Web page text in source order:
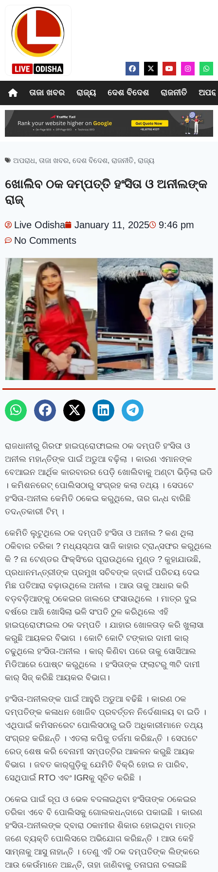
ତାଜା ଖବର ରାଜ୍ୟ ଦେଶ ବିଦେଶ ରାଜନୀତି
ଅପରାଧ, ତାଜା ଖବର, ଦେଶ ବିଦେଶ, ରାଜନୀତି, ରାଜ୍ୟ
ଖୋଲିବ ଠକ ଦମ୍ପତ୍ତି ହଂସିତା ଓ ଅନୀଲଙ୍କ
ରାଜ୍
Live Odisha January 11, 2025
9:46 pm
No Comments
ରାଜଧାନୀରୁ ଗିରଫ ହାଇପ୍ରୋଫାଇଲ ଠକ ଦମ୍ପତି ହଂସିତା ଓ
ଅନୀଲ ମହାନ୍ତିଙ୍କ ପାଇଁ ଅଡୁଆ ବଢ଼ିଲା । କାରଣ ଏମାନଙ୍କ
ବେଆଇନ ଆର୍ଥିକ କାରବାରର ପେଡ଼ି ଖୋଲିବାକୁ ଅଣ୍ଟା ଭିଡ଼ିଲା ଇଡି
। କମିଶନରେଟ୍ ପୋଲିସଠାରୁ ସଂଗ୍ରହ କଲା ତଥ୍ୟ । ସେପଟେ
ହଂସିତା-ଅନୀଲ କେମିତି ଠକେଇ କରୁଥିଲେ, ତାର ଗନ୍ଧ ବାରିଛି
ତଦନ୍ତକାରୀ ଟିମ୍‌ ।
କେମିତି ଲୁଟୁଥିଲେ ଠକ ଦମ୍ପତି ହଂସିତା ଓ ଅନୀଲ ? କଣ ଥିଲା
ଠକିବାର ତରିକା ? ମଧ୍ୟସ୍ଥତା ସାଜି କାହାର ଟ୍ରାନ୍ସଫର କରୁଥିଲେ
କି ? ନା ଟେଣ୍ଡର ଫିକ୍ସିଂରେ ପୂରାଉଥିଲେ ମୁଣ୍ଡ ? କୁହାଯାଉଛି,
ପ୍ରଧାନମନ୍ତ୍ରୀଙ୍କ ପ୍ରମୁଖ ସଚିବଙ୍କ ଜ୍ବାଇଁ ପରିଚୟ ଦେଇ
ମିଛ ପତିଆରା ବଢ଼ାଉଥିଲେ ଅନୀଲ । ଆଉ ତାକୁ ଆଧାର କରି
ବଡ଼ବଡ଼ିଆଙ୍କୁ ଠକେଇର ଜାଲରେ ଫସାଉଥିଲେ । ମାତ୍ର ଦୁଇ
ବର୍ଷରେ ଆଖି ଖୋସିଲା ଭଳି ସଂପତି ଠୁଳ କରିଥିଲେ ଏହି
ହାଇପ୍ରୋଫାଇଲ ଠକ ଦମ୍ପତି । ଯାହାର ଖୋଳତାଡ଼ କରି ଖୁଲାସା
କରୁଛି ଆୟକର ବିଭାଗ । କୋଟି କୋଟି ଟଙ୍କାର ଦାମୀ କାର୍
ଚଢୁଥିଲେ ହଂସିତା-ଅନୀଲ । କାର୍ କିଣିବା ପରେ ତାକୁ ସୋସିଆଲ
ମିଡିଆରେ ପୋଷ୍ଟ କରୁଥିଲେ । ହଂସିତାଙ୍କ ଫ୍ଲାଟରୁ ୩ଟି ଦାମୀ
କାର୍ ସିଜ୍ କରିଛି ଆୟକର ବିଭାଗ।
ହଂସିତା-ଅନୀଲଙ୍କ ପାଇଁ ଆହୁରି ଅଡୁଆ ବଢିଛି । କାରଣ ଠକ
ଦମ୍ପତିଙ୍କ କଳାଧନ ଖୋଜିବ ପ୍ରବର୍ତ୍ତନ ନିର୍ଦେଶାଳୟ ବା ଇଡି ।
ଏଥିପାଇଁ କମିସନରେଟ ପୋଲିସଠାରୁ ଇଡି ଅଧିକାରୀମାନେ ତଥ୍ୟ
ସଂଗ୍ରହ କରିଛନ୍ତି । ଏତଲା କପିକୁ ତର୍ଜମା କରିଛନ୍ତି । ସେପଟେ
ରେଡ୍ ଶେଷ କରି ବେନାମୀ ସମ୍ପତ୍ତିର ଆକଳନ କରୁଛି ଆୟକ
ବିଭାଗ । ଜବତ କାର୍‌ଗୁଡ଼ିକୁ ଯେମିତି ବିକ୍ରି ହୋଇ ନ ପାରିବ,
ସେଥିପାଇଁ RTO ଏବଂ IGRକୁ ସୂଚିତ କରିଛି ।
ଠକେଇ ପାଇଁ ରୂପ ଓ ଭେକ ବଦଳାଇଥିବା ହଂସିତାଙ୍କ ଠକେଇର
ତରିକା ଏବେ ବି ପୋଲିସକୁ ଗୋଲକଧନ୍ଦାରେ ପକାଇଛି । କାରଣ
ହଂସିତା-ଅନୀଲଙ୍କ ଦ୍ବାରା ଠକାମୀର ଶିକାର ହୋଇଥିବା ମାତ୍ର
ଜଣେ ବ୍ୟକ୍ତି ପୋଲିସରେ ଅଭିଯୋଗ କରିଛନ୍ତି । ଆଉ କେହି
ସାମ୍ନାକୁ ଆସୁ ନାହାନ୍ତି । ତେଣୁ ଏହି ଠକ ଦମ୍ପତିଙ୍କ ଲିଙ୍କରେ
ଆଉ କେଉଁମାନେ ଅଛନ୍ତି, ତାହା ଜାଣିବାକୁ ତନାଘନା ଚଳାଇଛି